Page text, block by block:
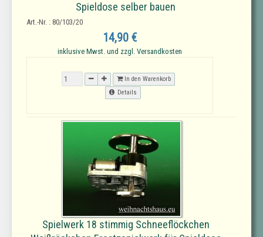
Spieldose selber bauen
Art.-Nr. : 80/103/20
14,90 €
inklusive Mwst. und zzgl. Versandkosten
In den Warenkorb
Details
Spielwerk 18 stimmig Schneeflöckchen